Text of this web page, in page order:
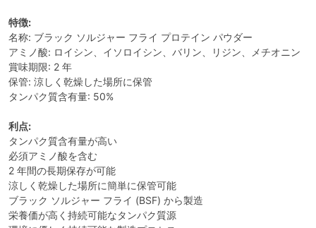
特徴:
名称: ブラック ソルジャー フライ プロテイン パウダー
アミノ酸: ロイシン、イソロイシン、バリン、リジン、メチオニン
賞味期限: 2 年
保管: 涼しく乾燥した場所に保管
タンパク質含有量: 50%
利点:
タンパク質含有量が高い
必須アミノ酸を含む
2 年間の長期保存が可能
涼しく乾燥した場所に簡単に保管可能
ブラック ソルジャー フライ (BSF) から製造
栄養価が高く持続可能なタンパク質源